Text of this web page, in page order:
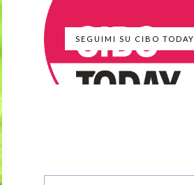
SEGUIMI SU CIBO TODAY